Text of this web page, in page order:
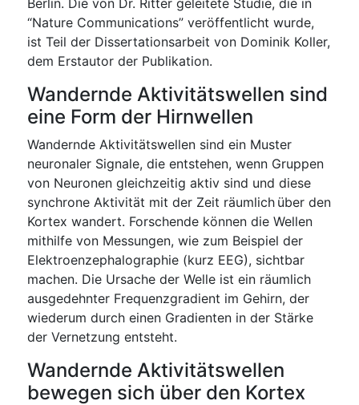
“Nature Communications” veröffentlicht wurde,
ist Teil der Dissertationsarbeit von Dominik Koller,
dem Erstautor der Publikation.
Wandernde Aktivitätswellen sind
eine Form der Hirnwellen
Wandernde Aktivitätswellen sind ein Muster
neuronaler Signale, die entstehen, wenn Gruppen
von Neuronen gleichzeitig aktiv sind und diese
synchrone Aktivität mit der Zeit räumlich über den
Kortex wandert. Forschende können die Wellen
mithilfe von Messungen, wie zum Beispiel der
Elektroenzephalographie (kurz EEG), sichtbar
machen. Die Ursache der Welle ist ein räumlich
ausgedehnter Frequenzgradient im Gehirn, der
wiederum durch einen Gradienten in der Stärke
der Vernetzung entsteht.
Wandernde Aktivitätswellen
bewegen sich über den Kortex